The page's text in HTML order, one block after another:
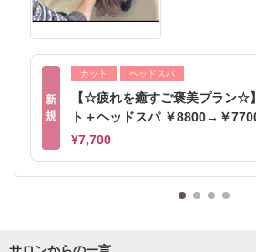
新
規
カット ヘッドスパ
【☆疲れを癒すご褒美プラン☆
ト＋ヘッドスパ ￥8800→￥
¥7,700